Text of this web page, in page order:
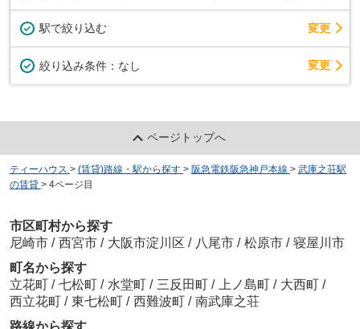
駅で絞り込む 変更
絞り込み条件： なし 変更
ページトップへ
ティーハウス > (賃貸)路線・駅から探す > 阪急電鉄阪急神戸本線 > 武庫之荘駅
の賃貸 > 4ページ目
市区町村から探す
尼崎市 / 西宮市 / 大阪市淀川区 / 八尾市 / 松原市 / 寝屋川市
町名から探す
立花町 / 七松町 / 水堂町 / 三反田町 / 上ノ島町 / 大西町 /
西立花町 / 東七松町 / 西難波町 / 南武庫之荘
路線から探す